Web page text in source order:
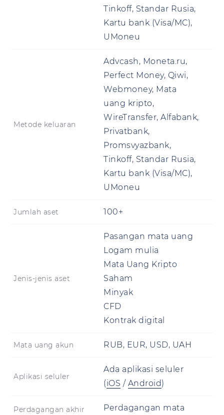
Tinkoff, Standar Rusia,
Kartu bank (Visa/MC),
UMoneu
Metode keluaran
Advcash, Moneta.ru,
Perfect Money, Qiwi,
Webmoney, Mata
uang kripto,
WireTransfer, Alfabank,
Privatbank,
Promsvyazbank,
Tinkoff, Standar Rusia,
Kartu bank (Visa/MC),
UMoneu
Jumlah aset 100+
Jenis-jenis aset
Pasangan mata uang
Logam mulia
Mata Uang Kripto
Saham
Minyak
CFD
Kontrak digital
Mata uang akun RUB, EUR, USD, UAH
Aplikasi seluler
Ada aplikasi seluler
(iOS / Android)
Perdagangan akhir
Perdagangan mata